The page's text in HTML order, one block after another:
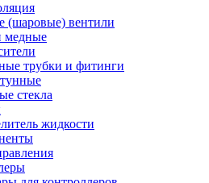
(шаровые) вентили
медные
трубки и фитинги
стекла
жидкости